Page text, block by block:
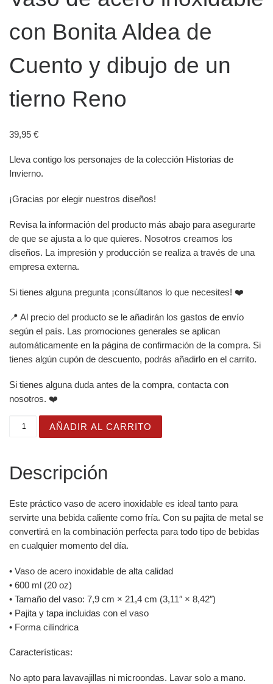
con Bonita Aldea de
Cuento y dibujo de un
tierno Reno
39,95 €
Lleva contigo los personajes de la colección Historias de
Invierno.
¡Gracias por elegir nuestros diseños!
Revisa la información del producto más abajo para asegurarte
de que se ajusta a lo que quieres. Nosotros creamos los
diseños. La impresión y producción se realiza a través de una
empresa externa.
Si tienes alguna pregunta ¡consúltanos lo que necesites! ❤️
📍 Al precio del producto se le añadirán los gastos de envío
según el país. Las promociones generales se aplican
automáticamente en la página de confirmación de la compra. Si
tienes algún cupón de descuento, podrás añadirlo en el carrito.
Si tienes alguna duda antes de la compra, contacta con
nosotros. ❤️
Vaso de acero inoxidable con Bonita Aldea de Cuento y
AÑADIR AL CARRITO
Descripción
Este práctico vaso de acero inoxidable es ideal tanto para
servirte una bebida caliente como fría. Con su pajita de metal se
convertirá en la combinación perfecta para todo tipo de bebidas
en cualquier momento del día.
• Vaso de acero inoxidable de alta calidad
• 600 ml (20 oz)
• Tamaño del vaso: 7,9 cm × 21,4 cm (3,11″ × 8,42″)
• Pajita y tapa incluidas con el vaso
• Forma cilíndrica
Características:
No apto para lavavajillas ni microondas. Lavar solo a mano.